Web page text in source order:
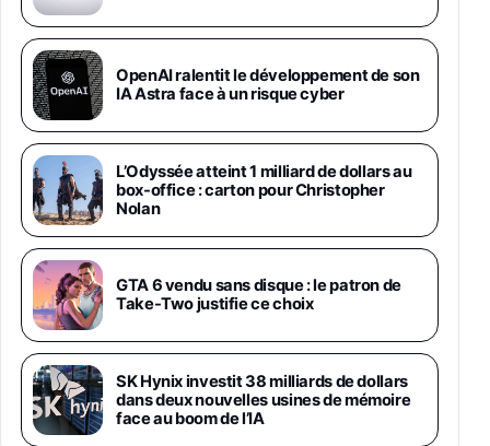
1019€
Galaxy S26 Ultra 512 Go Bleu
1019€1399€Fnac (Vendeur Tiers)
Galaxy S26 Ultra 256 Go Violet
892€1199€Fnac (Vendeur Tiers)
Philips SHK2000BL - Casque Enfant - Bleu &
Répartiteur Audio 5 Casques, Blanc
24,94€ 29,96€Fnac (Vendeur Tiers)
Asus RT-AC59U Routeur sans Fil Double
Bande Gigabit (Serveur et Client VPN, Triple
Vlan, Mode Point d'accès et Bridge, contrôle
Parental, Qos)
39,72€ 50,42€Amazon
OpenAI ralentit le développement de son
IA Astra face à un risque cyber
L’Odyssée atteint 1 milliard de dollars au
box-office : carton pour Christopher
Nolan
GTA 6 vendu sans disque : le patron de
Take-Two justifie ce choix
SK Hynix investit 38 milliards de dollars
dans deux nouvelles usines de mémoire
face au boom de l’IA